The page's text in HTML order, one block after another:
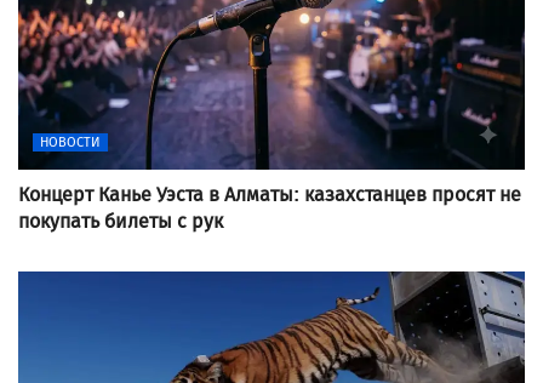
НОВОСТИ
Концерт Канье Уэста в Алматы: казахстанцев просят не
покупать билеты с рук